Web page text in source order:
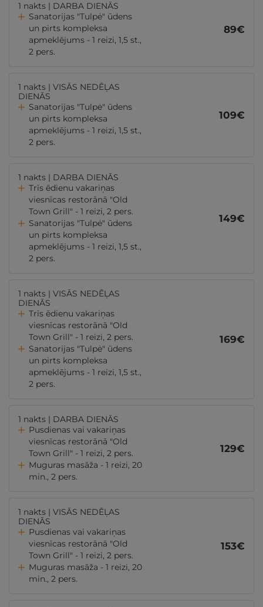
1 nakts | DARBA DIENĀS
Sanatorijas "Tulpė" ūdens
un pirts kompleksa
apmeklējums - 1 reizi, 1,5 st.,
2 pers.
89€
1 nakts | VISĀS NEDĒĻAS
DIENĀS
Sanatorijas "Tulpė" ūdens
un pirts kompleksa
apmeklējums - 1 reizi, 1,5 st.,
2 pers.
109€
1 nakts | DARBA DIENĀS
Trīs ēdienu vakariņas
viesnīcas restorānā "Old
Town Grill" - 1 reizi, 2 pers.
Sanatorijas "Tulpė" ūdens
un pirts kompleksa
apmeklējums - 1 reizi, 1,5 st.,
2 pers.
149€
1 nakts | VISĀS NEDĒĻAS
DIENĀS
Trīs ēdienu vakariņas
viesnīcas restorānā "Old
Town Grill" - 1 reizi, 2 pers.
Sanatorijas "Tulpė" ūdens
un pirts kompleksa
apmeklējums - 1 reizi, 1,5 st.,
2 pers.
169€
1 nakts | DARBA DIENĀS
Pusdienas vai vakariņas
viesnīcas restorānā "Old
Town Grill" - 1 reizi, 2 pers.
Muguras masāža - 1 reizi, 20
min., 2 pers.
129€
1 nakts | VISĀS NEDĒĻAS
DIENĀS
Pusdienas vai vakariņas
viesnīcas restorānā "Old
Town Grill" - 1 reizi, 2 pers.
Muguras masāža - 1 reizi, 20
min., 2 pers.
153€